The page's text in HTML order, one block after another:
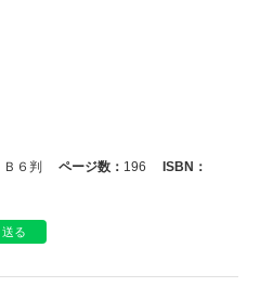
Ｂ６判 ページ数： 196
ISBN：
送る